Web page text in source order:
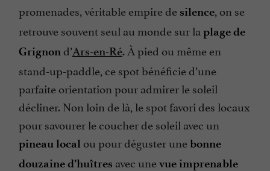
promenades, véritable empire de silence, on se
retrouve souvent seul au monde sur la plage de
Grignond’Ars-en-Ré. À pied ou même en
stand-up-paddle, ce spot bénéficie d’une
parfaite orientation pour admirer le soleil
décliner. Non loin de là, le spot favori des locaux
pour savourer le coucher de soleil avec un
pineau local ou pour déguster unebonne
douzaine d’huîtres avec unevue imprenable